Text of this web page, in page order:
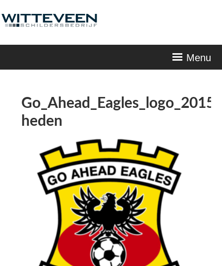
Menu
Go_Ahead_Eagles_logo_2015-
heden